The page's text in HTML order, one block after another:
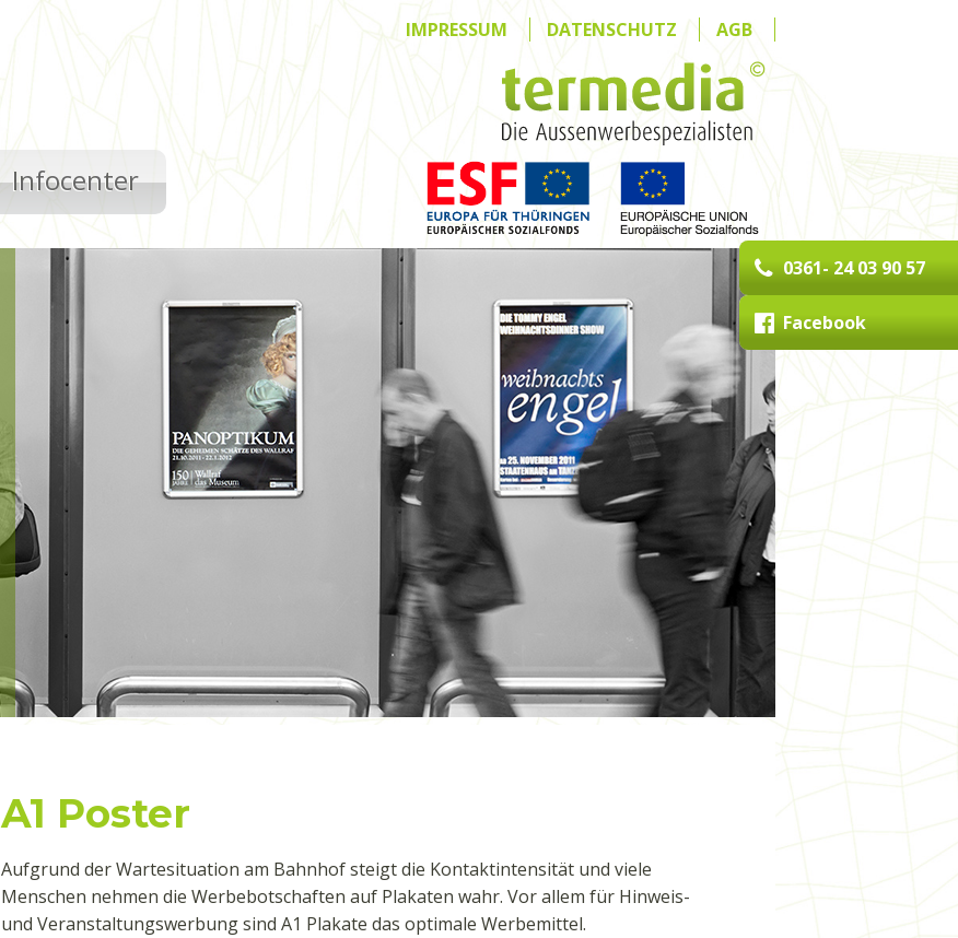
0361- 24 03 90 57
Facebook
IMPRESSUM DATENSCHUTZ AGB
Infocenter
A1 Poster
Aufgrund der Wartesituation am Bahnhof steigt die Kontaktintensität und viele
Menschen nehmen die Werbebotschaften auf Plakaten wahr. Vor allem für Hinweis-
und Veranstaltungswerbung sind A1 Plakate das optimale Werbemittel.